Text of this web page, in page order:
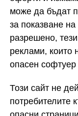
може да бъдат
за показване
разрешено,
реклами, които
опасен
Този сайт не
потребителите